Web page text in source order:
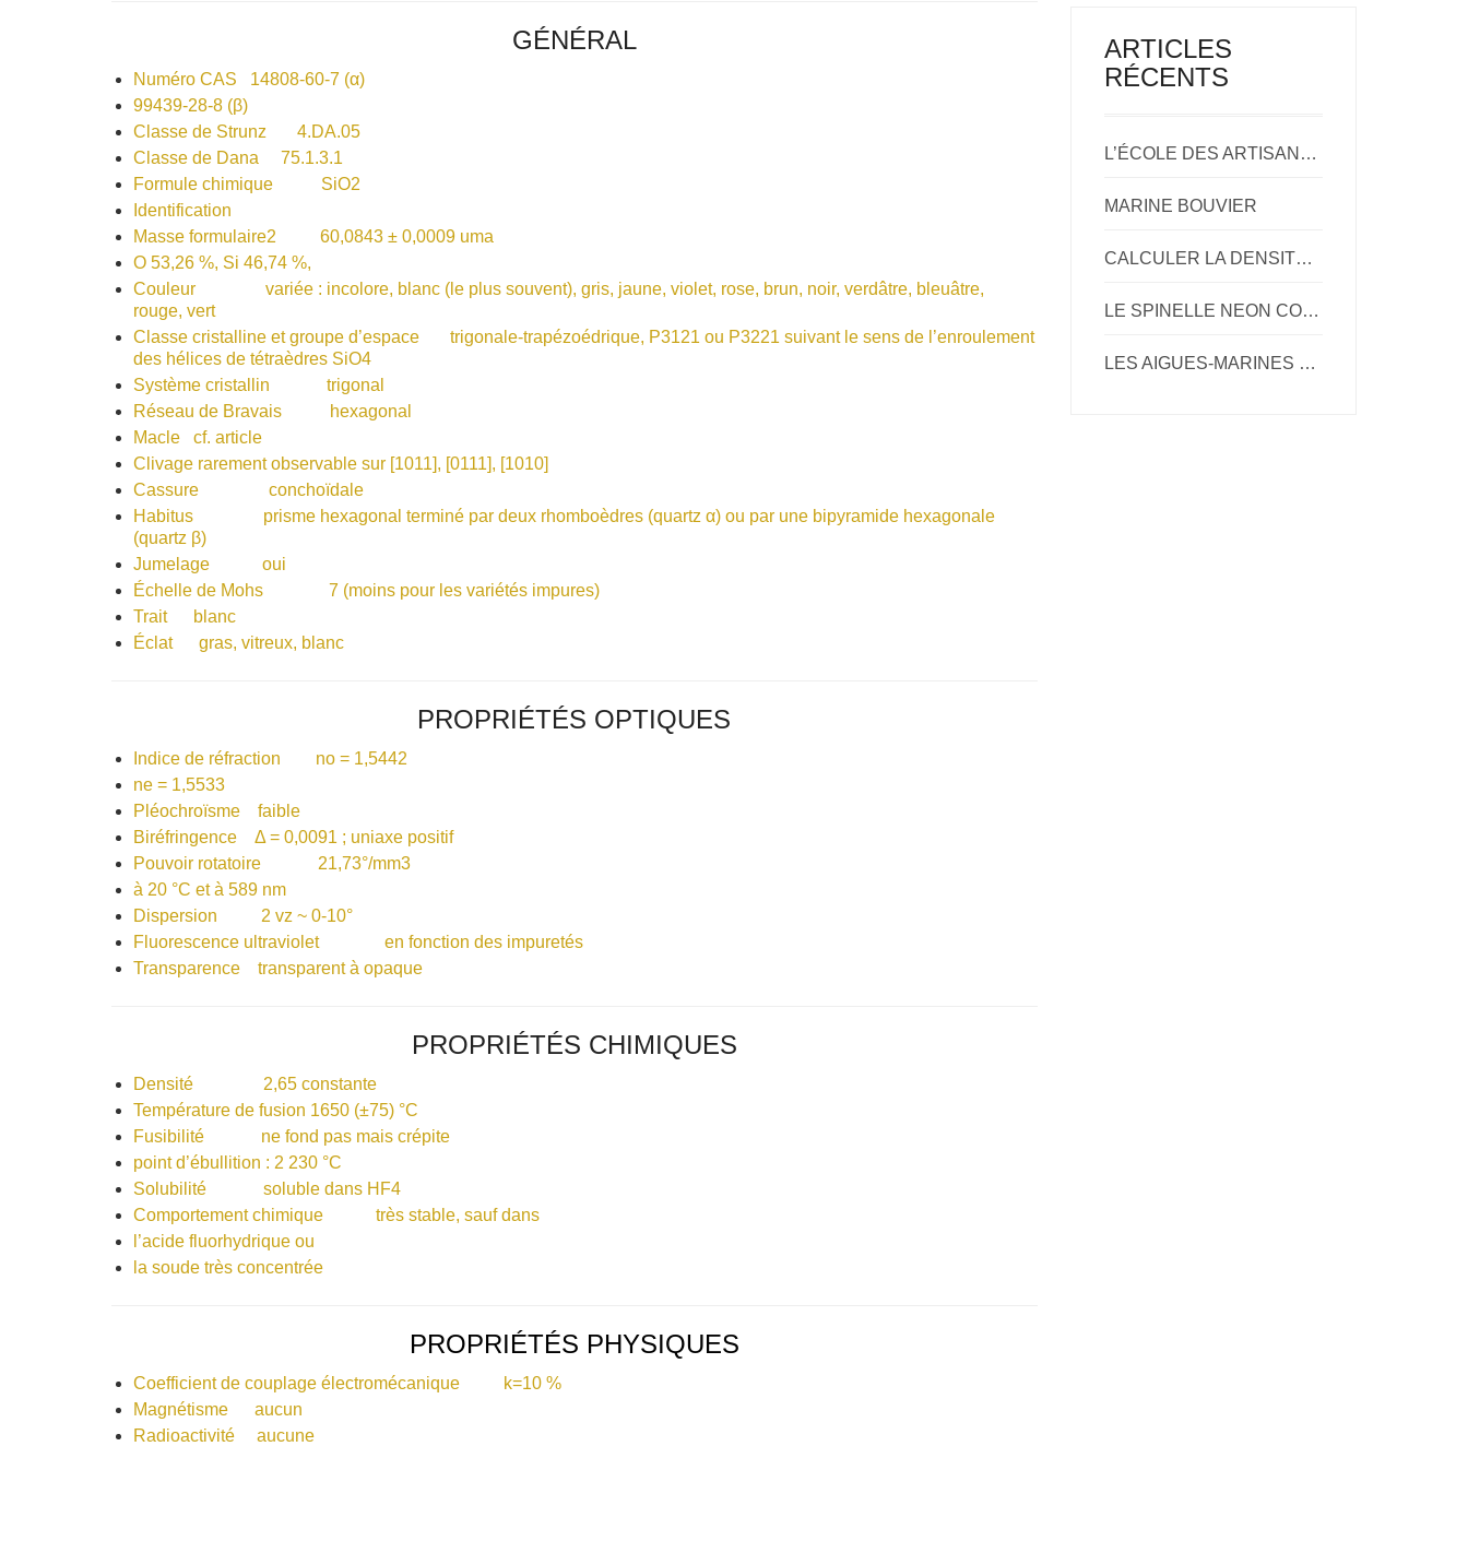
GÉNÉRAL
Numéro CAS 14808-60-7 (α)
99439-28-8 (β)
Classe de Strunz 4.DA.05
Classe de Dana 75.1.3.1
Formule chimique SiO2
Identification
Masse formulaire2 60,0843 ± 0,0009 uma
O 53,26 %, Si 46,74 %,
Couleur variée : incolore, blanc (le plus souvent), gris, jaune, violet, rose, brun, noir, verdâtre, bleuâtre,
rouge, vert
Classe cristalline et groupe d’espace trigonale-trapézoédrique, P3121 ou P3221 suivant le sens de l’enroulement
des hélices de tétraèdres SiO4
Système cristallin trigonal
Réseau de Bravais hexagonal
Macle cf. article
Clivage rarement observable sur [1011], [0111], [1010]
Cassure conchoïdale
Habitus prisme hexagonal terminé par deux rhomboèdres (quartz α) ou par une bipyramide hexagonale
(quartz β)
Jumelage oui
Échelle de Mohs 7 (moins pour les variétés impures)
Trait blanc
Éclat gras, vitreux, blanc
PROPRIÉTÉS OPTIQUES
Indice de réfraction no = 1,5442
ne = 1,5533
Pléochroïsme faible
Biréfringence Δ = 0,0091 ; uniaxe positif
Pouvoir rotatoire 21,73°/mm3
à 20 °C et à 589 nm
Dispersion 2 vz ~ 0-10°
Fluorescence ultraviolet en fonction des impuretés
Transparence transparent à opaque
PROPRIÉTÉS CHIMIQUES
Densité 2,65 constante
Température de fusion 1650 (±75) °C
Fusibilité ne fond pas mais crépite
point d’ébullition : 2 230 °C
Solubilité soluble dans HF4
Comportement chimique très stable, sauf dans
l’acide fluorhydrique ou
la soude très concentrée
PROPRIÉTÉS PHYSIQUES
Coefficient de couplage électromécanique k=10 %
Magnétisme aucun
Radioactivité aucune
ARTICLES
RÉCENTS
L’ÉCOLE DES ARTISANS BIJOUTIERS
MARINE BOUVIER
CALCULER LA DENSITÉ D’UNE GEMME
LE SPINELLE NEON COBALT
LES AIGUES-MARINES ET BÉRYLS DU NIGERIA.